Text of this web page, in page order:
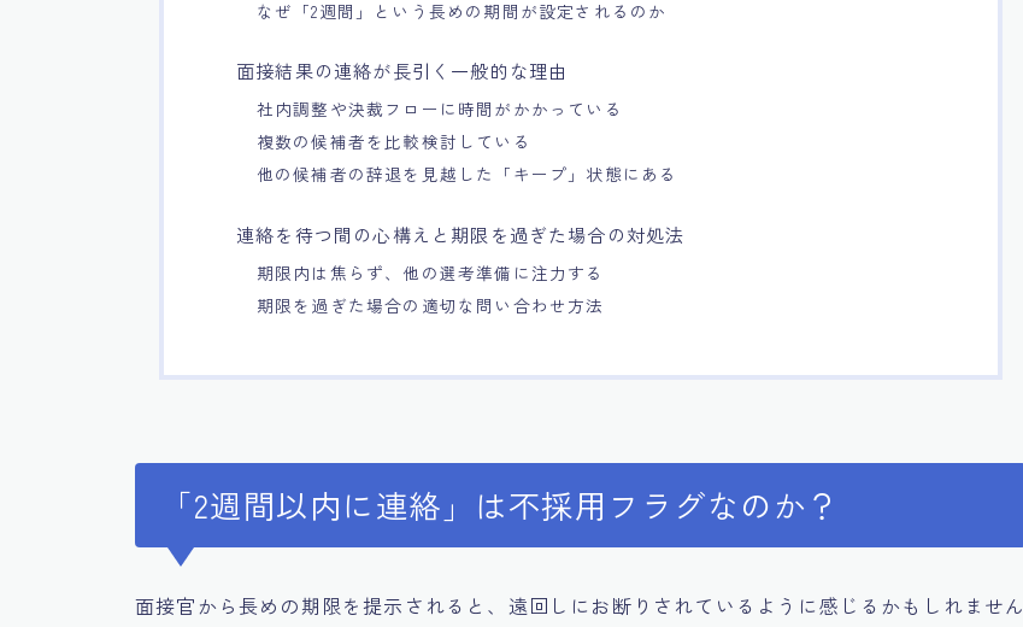
なぜ「2週間」という長めの期間が設定されるのか
面接結果の連絡が長引く一般的な理由
社内調整や決裁フローに時間がかかっている
複数の候補者を比較検討している
他の候補者の辞退を見越した「キープ」状態にある
連絡を待つ間の心構えと期限を過ぎた場合の対処法
期限内は焦らず、他の選考準備に注力する
期限を過ぎた場合の適切な問い合わせ方法
「2週間以内に連絡」は不採用フラグなのか？
面接官から長めの期限を提示されると、遠回しにお断りされているように感じるかもしれません